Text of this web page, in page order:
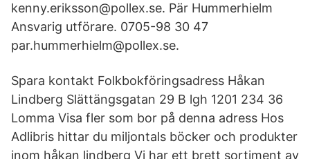
kenny.eriksson@pollex.se. Pär Hummerhielm
Ansvarig utförare. 0705-98 30 47
par.hummerhielm@pollex.se.
Spara kontakt Folkbokföringsadress Håkan
Lindberg Slättängsgatan 29 B lgh 1201 234 36
Lomma Visa fler som bor på denna adress Hos
Adlibris hittar du miljontals böcker och produkter
inom håkan lindberg Vi har ett brett sortiment av